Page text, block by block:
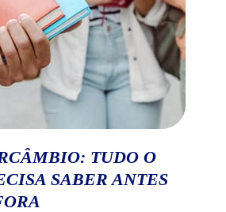
TUDO O
SABER ANTES